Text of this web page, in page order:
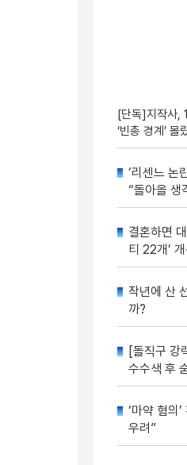
[단독]지작사,
‘빈총 경계’ 몰
‘리센느 논
“돌아올 생
결혼하면
티 22개’ 개
작년에 산
까?
[돌직구 강
수수색 후
‘마약 혐의
우려”